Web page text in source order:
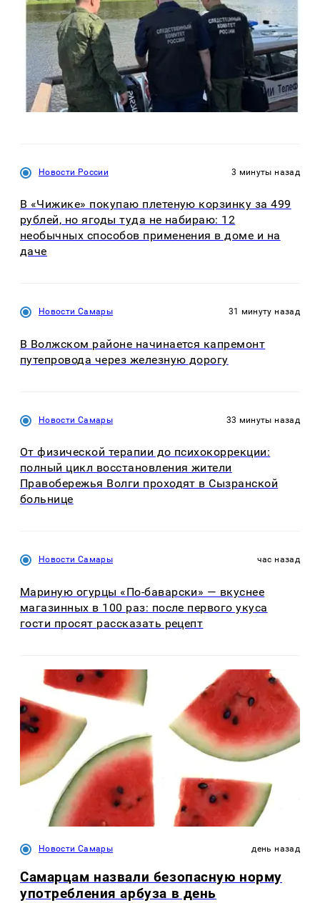
Новости России 3 минуты назад
В «Чижике» покупаю плетеную корзинку за 499
рублей, но ягоды туда не набираю: 12
необычных способов применения в доме и на
даче
Новости Самары 31 минуту назад
В Волжском районе начинается капремонт
путепровода через железную дорогу
Новости Самары 33 минуты назад
От физической терапии до психокоррекции:
полный цикл восстановления жители
Правобережья Волги проходят в Сызранской
больнице
Новости Самары час назад
Мариную огурцы «По-баварски» — вкуснее
магазинных в 100 раз: после первого укуса
гости просят рассказать рецепт
Новости Самары день назад
Самарцам назвали безопасную норму
употребления арбуза в день